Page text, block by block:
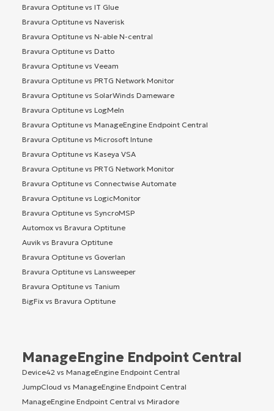
Bravura Optitune vs IT Glue
Bravura Optitune vs Naverisk
Bravura Optitune vs N-able N-central
Bravura Optitune vs Datto
Bravura Optitune vs Veeam
Bravura Optitune vs PRTG Network Monitor
Bravura Optitune vs SolarWinds Dameware
Bravura Optitune vs LogMeIn
Bravura Optitune vs ManageEngine Endpoint Central
Bravura Optitune vs Microsoft Intune
Bravura Optitune vs Kaseya VSA
Bravura Optitune vs PRTG Network Monitor
Bravura Optitune vs Connectwise Automate
Bravura Optitune vs LogicMonitor
Bravura Optitune vs SyncroMSP
Automox vs Bravura Optitune
Auvik vs Bravura Optitune
Bravura Optitune vs Goverlan
Bravura Optitune vs Lansweeper
Bravura Optitune vs Tanium
BigFix vs Bravura Optitune
ManageEngine Endpoint Central
Device42 vs ManageEngine Endpoint Central
JumpCloud vs ManageEngine Endpoint Central
ManageEngine Endpoint Central vs Miradore